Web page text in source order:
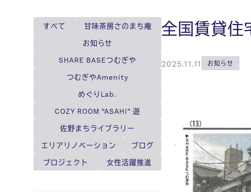
全国賃貸住
2025.11.11 お知らせ
すべて
甘味茶房さのまち庵
お知らせ
SHARE BASEつむぎや
つむぎやAmenity
めぐりLab.
COZY ROOM “ASAHI” 遊
佐野まちライブラリー
エリアリノベーション
ブログ
プロジェクト
女性活躍推進